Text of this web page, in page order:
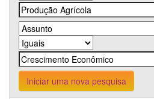
Iniciar uma nova pesquisa